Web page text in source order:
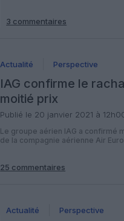
à un rapprochement sous une
compagnie espagnole. “Les
très importantes d’un point de
3 commentaires
Actualité Perspective
IAG confirme le
moitié prix
Publié le 20 janvier 2021 à
Le groupe aérien IAG a confirmé
de la compagnie aérienne Air
la pandémie de Covid-19.
dernier, le groupe rassemblant
25 commentaires
Actualité Perspective